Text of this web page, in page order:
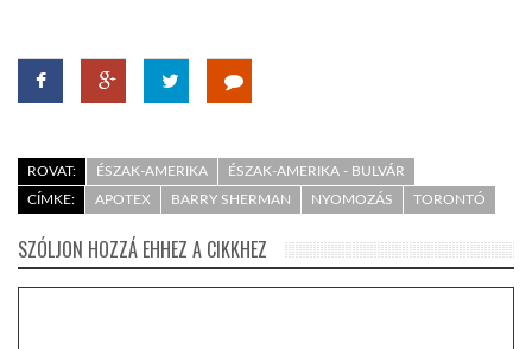
ROVAT: ÉSZAK-AMERIKA
ÉSZAK-AMERIKA - BULVÁR
CÍMKE:
APOTEX BARRY SHERMAN NYOMOZÁS TORONTÓ
SZÓLJON HOZZÁ EHHEZ A CIKKHEZ